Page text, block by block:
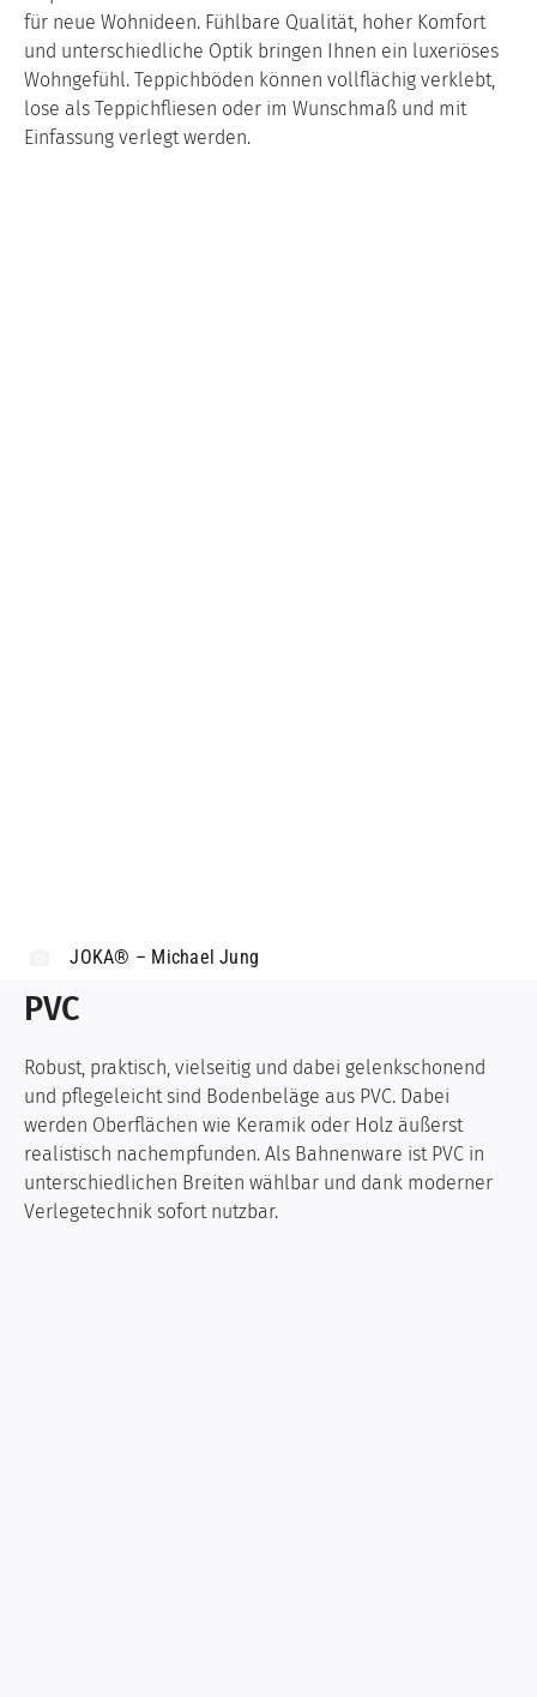
für neue Wohnideen. Fühlbare Qualität, hoher Komfort
und unterschiedliche Optik bringen Ihnen ein luxeriöses
Wohngefühl. Teppichböden können vollflächig verklebt,
lose als Teppichfliesen oder im Wunschmaß und mit
Einfassung verlegt werden.
JOKA® – Michael Jung
PVC
Robust, praktisch, vielseitig und dabei gelenkschonend
und pflegeleicht sind Bodenbeläge aus PVC. Dabei
werden Oberflächen wie Keramik oder Holz äußerst
realistisch nachempfunden. Als Bahnenware ist PVC in
unterschiedlichen Breiten wählbar und dank moderner
Verlegetechnik sofort nutzbar.